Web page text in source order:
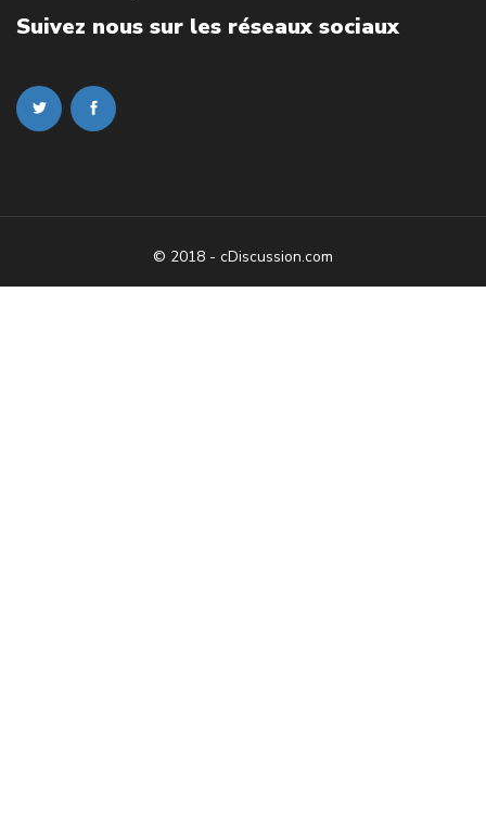
Suivez nous sur les réseaux sociaux
© 2018 - cDiscussion.com